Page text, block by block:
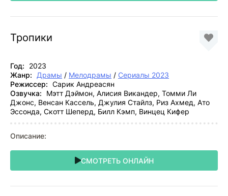
Тропики
Год:
2023
Жанр:
Драмы / Мелодрамы / Сериалы 2023
Режиссер: Сарик Андреасян
Озвучка:
Мэтт Дэймон, Алисия Викандер, Томми Ли
Джонс, Венсан Кассель, Джулия Стайлз, Риз Ахмед, Ато
Эссонда, Скотт Шеперд, Билл Кэмп, Винцец Кифер
Описание:
СМОТРЕТЬ ОНЛАЙН